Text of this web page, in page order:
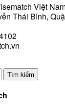
Việt
Thái Bình,